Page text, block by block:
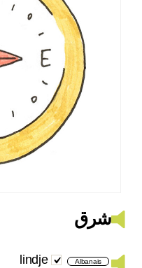
شرق
Albanais
lindje